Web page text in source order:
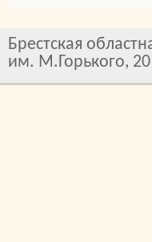
Брестская
им. М.Горького,